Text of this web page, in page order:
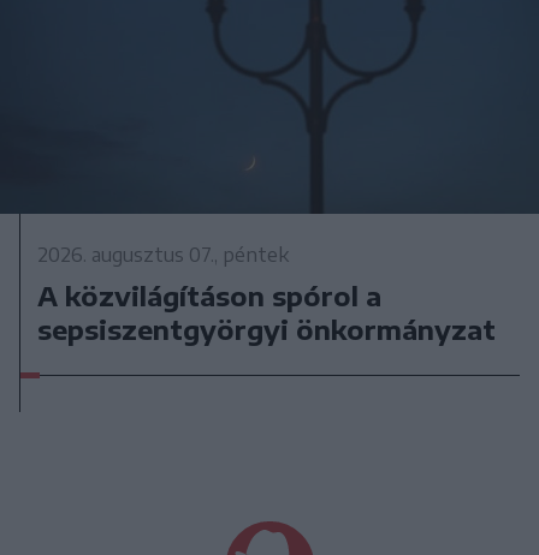
2026. augusztus 07., péntek
A közvilágításon spórol a
sepsiszentgyörgyi önkormányzat